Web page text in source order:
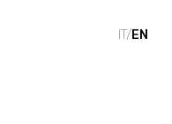
IT/EN